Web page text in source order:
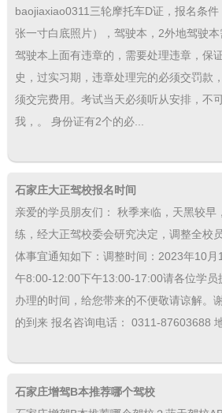
baojiaxiao0311三轮摩托车D证，报名条
张一寸白底照片），驾驶本，2外地驾驶
驾驶本上面有违章的，需要处理违章，保
史，过实习期，违章处理完的必须交罚款
须交完费用。考试当天必须听从安排，不
我，。 身份证有2个的必...
石家庄大正驾校报名时间
亲爱的学员朋友们： 秋季来临，天黑较早
练，经大正驾校委会研究决定，调整全校
体事宜通知如下：调整时间：2023年10月
午8:00-12:00下午13:00-17:00请各位学员
办理的时间，给您带来的不便敬请谅解。
的到来 报名咨询电话： 0311-87603688
石家庄增驾B本推荐哪个驾校